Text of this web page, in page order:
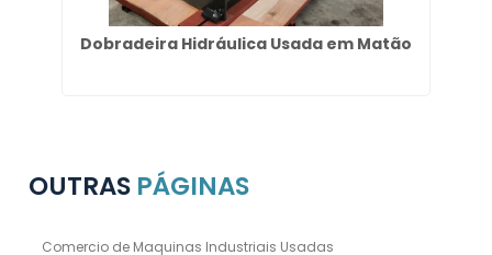
Dobradeira Hidráulica Usada em Matão
OUTRAS PÁGINAS
Comercio de Maquinas Industriais Usadas